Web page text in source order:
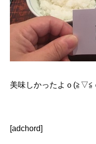
美味しかったよｏ
[adchord]